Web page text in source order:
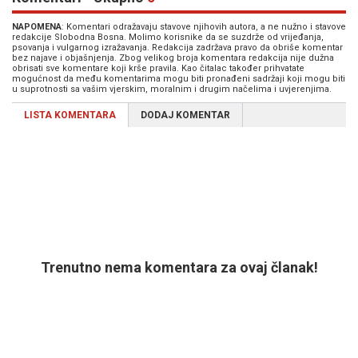
NAPOMENA: Komentari odražavaju stavove njihovih autora, a ne nužno i stavove
redakcije Slobodna Bosna. Molimo korisnike da se suzdrže od vrijeđanja,
psovanja i vulgarnog izražavanja. Redakcija zadržava pravo da obriše komentar
bez najave i objašnjenja. Zbog velikog broja komentara redakcija nije dužna
obrisati sve komentare koji krše pravila. Kao čitalac također prihvatate
mogućnost da među komentarima mogu biti pronađeni sadržaji koji mogu biti
u suprotnosti sa vašim vjerskim, moralnim i drugim načelima i uvjerenjima.
LISTA KOMENTARA DODAJ KOMENTAR
Trenutno nema komentara za ovaj članak!